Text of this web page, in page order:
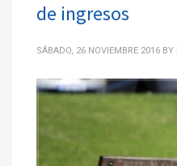
de ingresos
SÁBADO, 26 NOVIEMBRE 2016 BY